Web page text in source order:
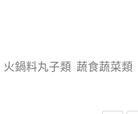
火鍋料丸子類 蔬食蔬菜類